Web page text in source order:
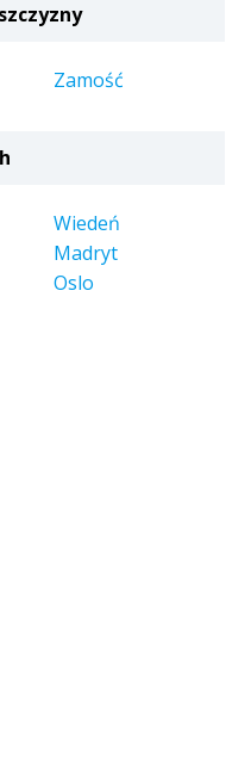
Zamość
Wiedeń
Madryt
Oslo